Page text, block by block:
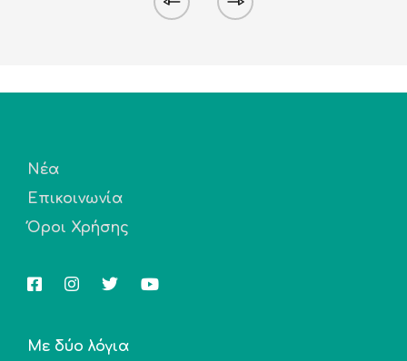
Νέα
Επικοινωνία
Όροι Χρήσης
Με δύο λόγια